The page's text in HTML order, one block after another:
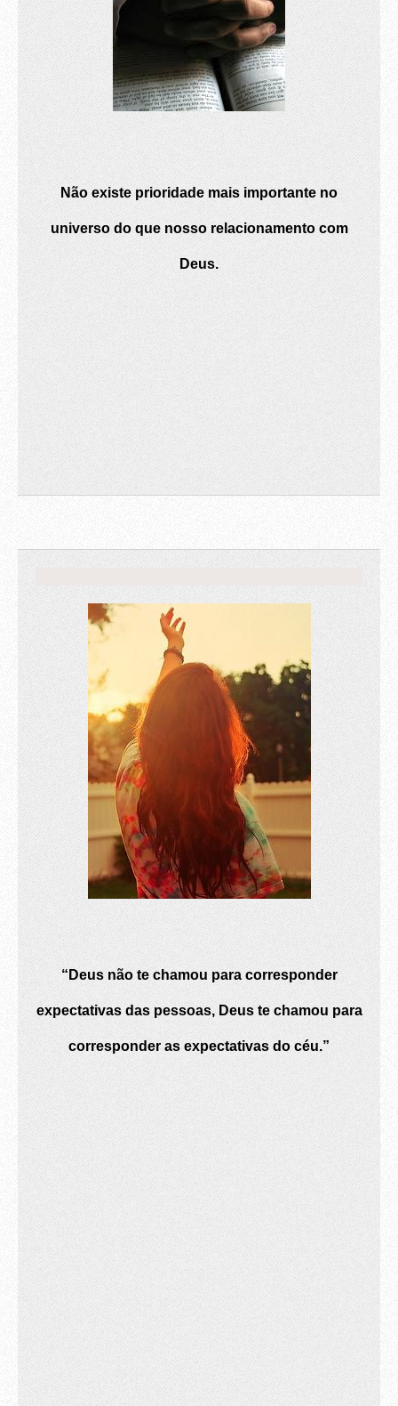
Não existe prioridade mais importante no
universo do que nosso relacionamento com
Deus.
“Deus não te chamou para corresponder
expectativas das pessoas, Deus te chamou para
corresponder as expectativas do céu.”